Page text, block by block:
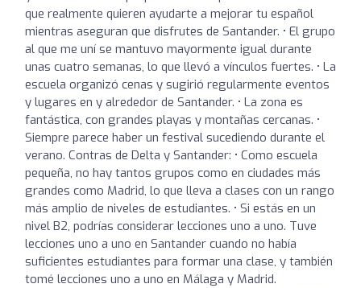
que realmente quieren ayudarte a mejorar tu español
mientras aseguran que disfrutes de Santander. • El grupo
al que me uní se mantuvo mayormente igual durante
unas cuatro semanas, lo que llevó a vínculos fuertes. • La
escuela organizó cenas y sugirió regularmente eventos
y lugares en y alrededor de Santander. • La zona es
fantástica, con grandes playas y montañas cercanas. •
Siempre parece haber un festival sucediendo durante el
verano. Contras de Delta y Santander: • Como escuela
pequeña, no hay tantos grupos como en ciudades más
grandes como Madrid, lo que lleva a clases con un rango
más amplio de niveles de estudiantes. • Si estás en un
nivel B2, podrías considerar lecciones uno a uno. Tuve
lecciones uno a uno en Santander cuando no había
suficientes estudiantes para formar una clase, y también
tomé lecciones uno a uno en Málaga y Madrid.